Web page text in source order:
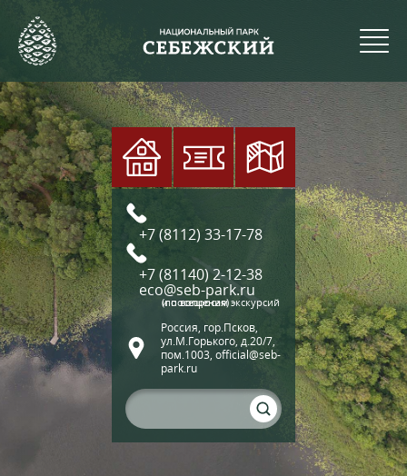
+7 (8112) 33-17-78
+7 (81140) 2-12-38
eco@seb-park.ru
(по вопросам экскурсий и посещения)
Россия, гор.Псков,
ул.М.Горького, д.20/7,
пом.1003, official@seb-
park.ru